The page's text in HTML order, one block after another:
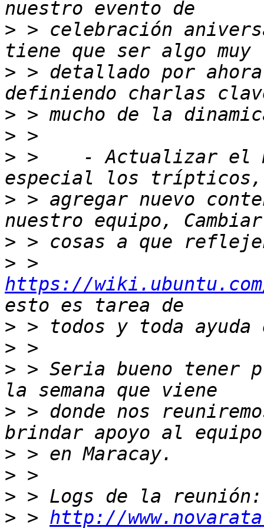
> > celebración
> > detallado por ahora
>
>
> >    - Actualizar el
> > agregar nuevo
>
>
https://wiki.ubuntu.com/
>
>
> > Seria bueno tener
> > donde nos
>
>
>
> > http://